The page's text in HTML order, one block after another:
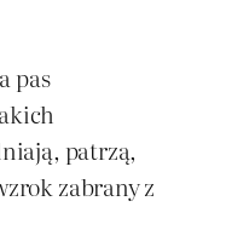
pas
patrzą,
zabrany z